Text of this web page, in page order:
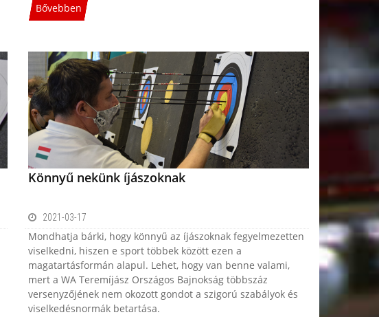
Bővebben
Könnyű nekünk íjászoknak
2021-03-17
Mondhatja bárki, hogy könnyű az íjászoknak fegyelmezetten
viselkedni, hiszen e sport többek között ezen a
magatartásformán alapul. Lehet, hogy van benne valami,
mert a WA Teremíjász Országos Bajnokság többszáz
versenyzőjének nem okozott gondot a szigorú szabályok és
viselkedésnormák betartása.